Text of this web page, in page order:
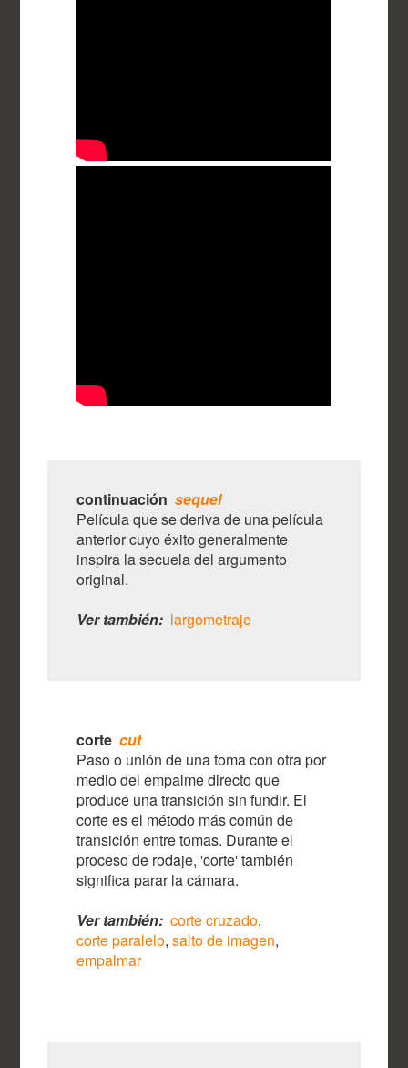
continuación sequel
Película que se deriva de una película
anterior cuyo éxito generalmente
inspira la secuela del argumento
original.
Ver también: largometraje
corte cut
Paso o unión de una toma con otra por
medio del empalme directo que
produce una transición sin fundir. El
corte es el método más común de
transición entre tomas. Durante el
proceso de rodaje, 'corte' también
significa parar la cámara.
Ver también: corte cruzado,
corte paralelo,salto de imagen,
empalmar